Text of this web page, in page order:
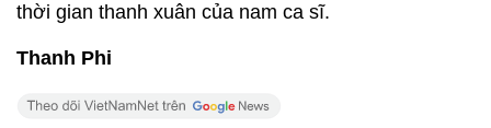
thời gian thanh xuân của nam ca sĩ.
Thanh Phi